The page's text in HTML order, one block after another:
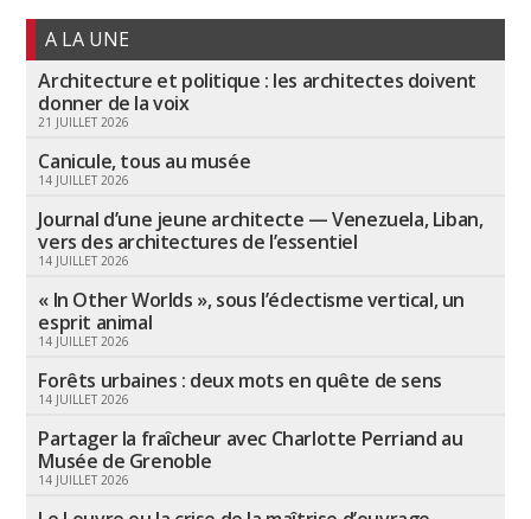
A LA UNE
Architecture et politique : les architectes doivent
donner de la voix
21 JUILLET 2026
Canicule, tous au musée
14 JUILLET 2026
Journal d’une jeune architecte — Venezuela, Liban,
vers des architectures de l’essentiel
14 JUILLET 2026
« In Other Worlds », sous l’éclectisme vertical, un
esprit animal
14 JUILLET 2026
Forêts urbaines : deux mots en quête de sens
14 JUILLET 2026
Partager la fraîcheur avec Charlotte Perriand au
Musée de Grenoble
14 JUILLET 2026